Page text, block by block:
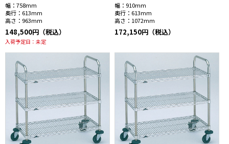
幅： 758mm
奥行： 613mm
高さ： 963mm
148,500円（税込）
入荷予定日： 未定
幅： 910mm
奥行： 613mm
高さ： 1072mm
172,150円（税込）